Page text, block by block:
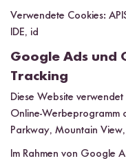
Verwendete Cookies:
IDE, id
Google Ads und
Tracking
Diese Website
Online-Werbeprogramm
Parkway, Mountain
Im Rahmen von Google